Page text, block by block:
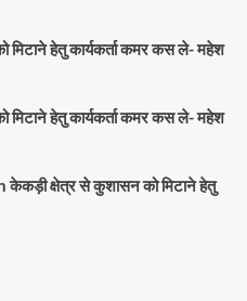
हेतु कार्यकर्ता कमर कस ले- महेश
हेतु कार्यकर्ता कमर कस ले- महेश
केकड़ी क्षेत्र से कुशासन को मिटाने हेतु